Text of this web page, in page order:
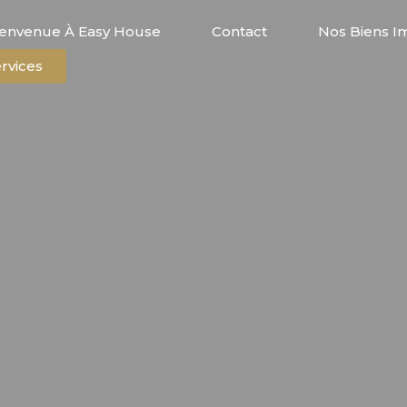
À Easy House Contact
Nos Biens